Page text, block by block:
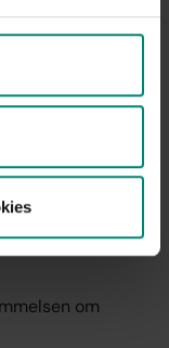
dag som blir
ansöker om a-
första dagen
är viktigt för att
bli sjuk eller ska
om